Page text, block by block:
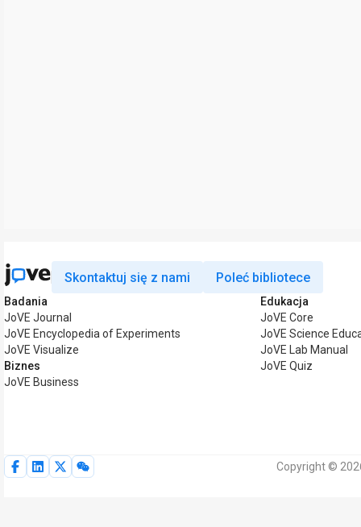
Skontaktuj się z nami Poleć bibliotece
Badania
JoVE Journal
JoVE Encyclopedia of Experiments
JoVE Visualize
Biznes
JoVE Business
Edukacja
JoVE Core
JoVE Science
JoVE Lab Manual
JoVE Quiz
Copyright ©